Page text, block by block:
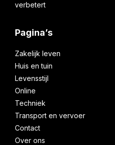
verbetert
Pagina’s
Zakelijk leven
Huis en tuin
Levensstijl
Online
Techniek
Transport en vervoer
Contact
Over ons